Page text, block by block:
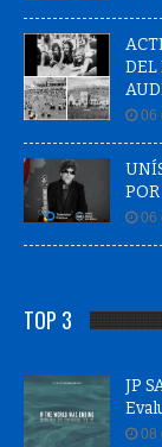
DEL
06
06
TOP 3
JP
08